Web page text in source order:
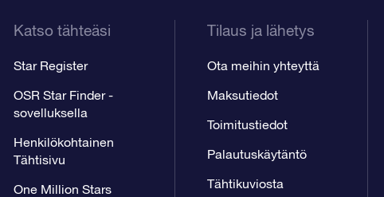
Katso tähteäsi
Star Register
OSR Star Finder -
sovelluksella
Henkilökohtainen
Tähtisivu
One Million Stars
Tilaus ja lähetys
Ota meihin yhteyttä
Maksutiedot
Toimitustiedot
Palautuskäytäntö
Tähtikuviosta